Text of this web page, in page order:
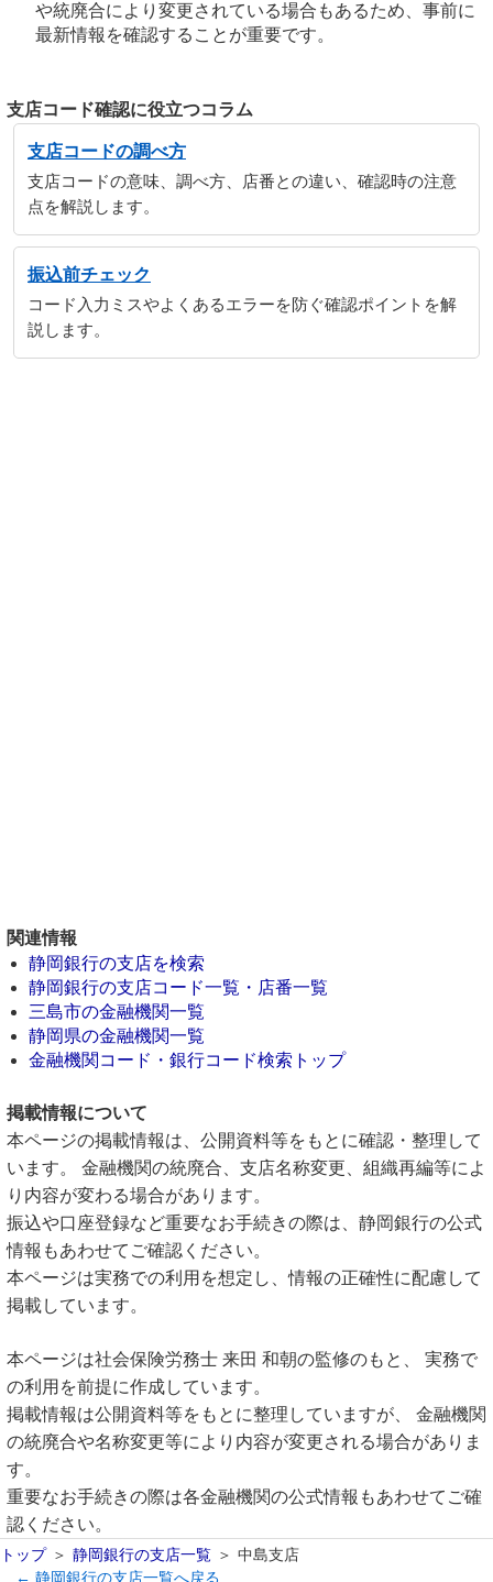
や統廃合により変更されている場合もあるため、事前に
最新情報を確認することが重要です。
支店コード確認に役立つコラム
支店コードの調べ方
支店コードの意味、調べ方、店番との違い、確認時の注意
点を解説します。
振込前チェック
コード入力ミスやよくあるエラーを防ぐ確認ポイントを解
説します。
関連情報
静岡銀行の支店を検索
静岡銀行の支店コード一覧・店番一覧
三島市の金融機関一覧
静岡県の金融機関一覧
金融機関コード・銀行コード検索トップ
掲載情報について
本ページの掲載情報は、公開資料等をもとに確認・整理して
います。 金融機関の統廃合、支店名称変更、組織再編等によ
り内容が変わる場合があります。
振込や口座登録など重要なお手続きの際は、静岡銀行の公式
情報もあわせてご確認ください。
本ページは実務での利用を想定し、情報の正確性に配慮して
掲載しています。
本ページは社会保険労務士 来田 和朝の監修のもと、 実務で
の利用を前提に作成しています。
掲載情報は公開資料等をもとに整理していますが、 金融機関
の統廃合や名称変更等により内容が変更される場合がありま
す。
重要なお手続きの際は各金融機関の公式情報もあわせてご確
認ください。
トップ 静岡銀行の支店一覧
中島支店
← 静岡銀行の支店一覧へ戻る